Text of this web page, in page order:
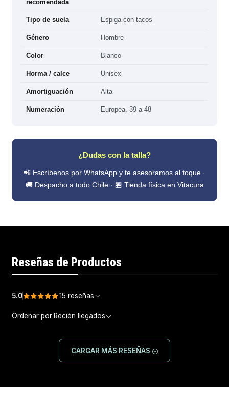
recomendada
Tipo de suela Espiga con tacos
Género Hombre
Color Blanco
Horma / calce Unisex
Amortiguación Alta
Numeración Europea, 39 a 48
¿Dudas con la talla?
📲 Escríbenos por WhatsApp y te asesoramos al toque ·
🚚 Despacho a todo Chile · 🏪 Tienda física en Vitacura
Reseñas de Productos
5.0 15 reseñas
Ordenar por:Recién llegados
CARGAR MÁS RESEÑAS